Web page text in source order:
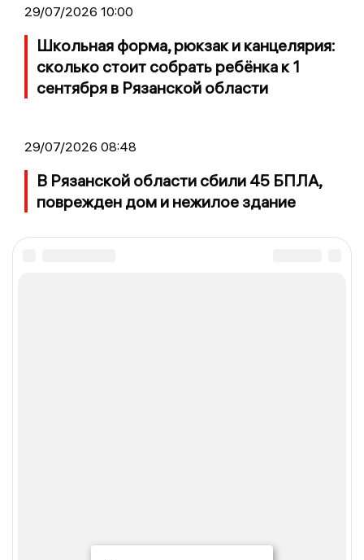
29/07/2026 10:00
Школьная форма, рюкзак и канцелярия:
сколько стоит собрать ребёнка к 1
сентября в Рязанской области
29/07/2026 08:48
В Рязанской области сбили 45 БПЛА,
поврежден дом и нежилое здание